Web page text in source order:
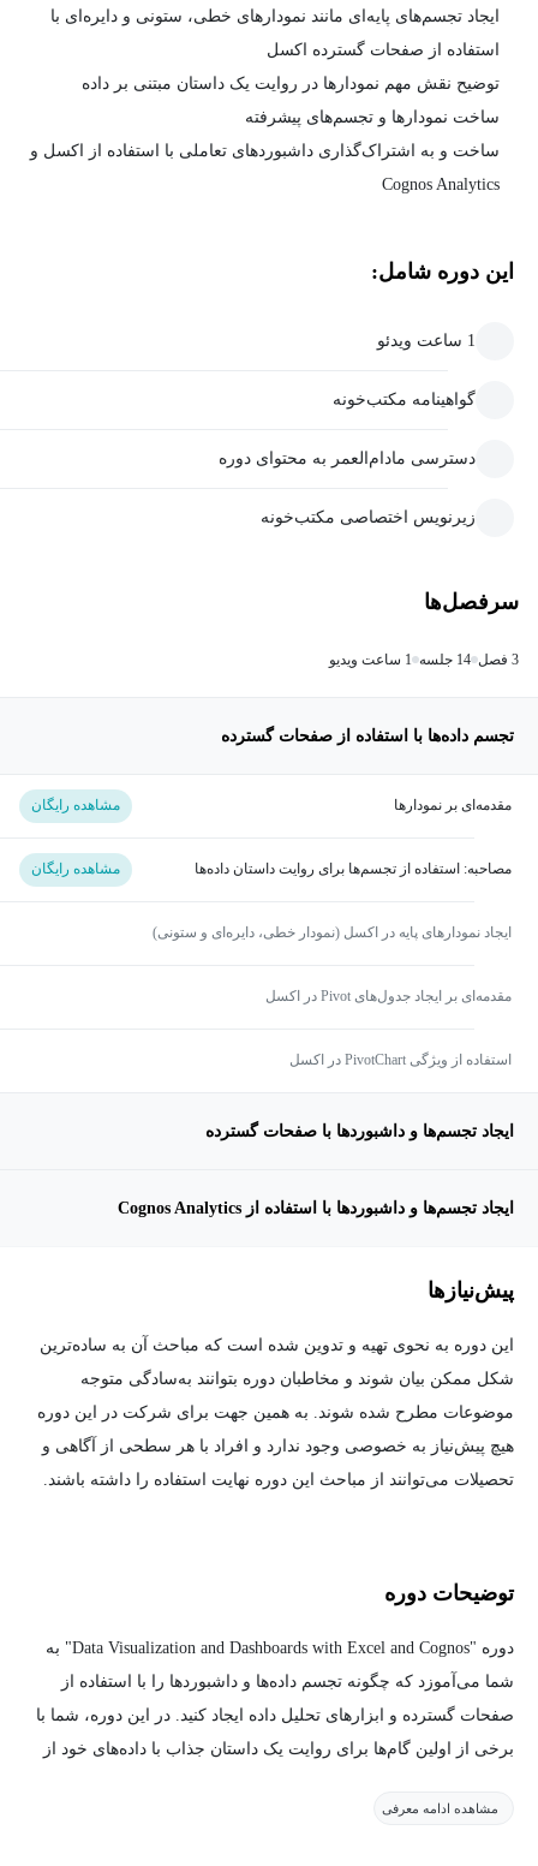
ایجاد تجسم‌های پایه‌ای مانند نمودارهای خطی، ستونی و دایره‌ای با
استفاده از صفحات گسترده اکسل
توضیح نقش مهم نمودارها در روایت یک داستان مبتنی بر داده
ساخت نمودارها و تجسم‌های پیشرفته
ساخت و به اشتراک‌گذاری داشبوردهای تعاملی با استفاده از اکسل و
Cognos Analytics
این دوره شامل:
1 ساعت ویدئو
گواهینامه مکتب‌خونه
دسترسی مادام‌العمر به محتوای دوره
زیرنویس اختصاصی مکتب‌خونه
سرفصل‌ها
3 فصل 14 جلسه 1 ساعت ویدیو
تجسم داده‌ها با استفاده از صفحات گسترده
مقدمه‌ای بر نمودارها مشاهده رایگان
مصاحبه: استفاده از تجسم‌ها برای روایت داستان داده‌ها مشاهده رایگان
ایجاد نمودارهای پایه در اکسل (نمودار خطی، دایره‌ای و ستونی)
مقدمه‌ای بر ایجاد جدول‌های Pivot در اکسل
استفاده از ویژگی PivotChart در اکسل
ایجاد تجسم‌ها و داشبوردها با صفحات گسترده
ایجاد تجسم‌ها و داشبوردها با استفاده از Cognos Analytics
پیش‌نیاز‌ها
این دوره به نحوی تهیه و تدوین شده است که مباحث آن به ساده‌ترین
شکل ممکن بیان شوند و مخاطبان دوره بتوانند به‌سادگی متوجه
موضوعات مطرح شده شوند. به همین جهت برای شرکت در این دوره
هیچ پیش‌نیاز به خصوصی وجود ندارد و افراد با هر سطحی از آگاهی و
تحصیلات می‌توانند از مباحث این دوره نهایت استفاده را داشته باشند.
توضیحات دوره
دوره "Data Visualization and Dashboards with Excel and Cognos" به
شما می‌آموزد که چگونه تجسم داده‌ها و داشبوردها را با استفاده از
صفحات گسترده و ابزارهای تحلیل داده ایجاد کنید. در این دوره، شما با
برخی از اولین گام‌ها برای روایت یک داستان جذاب با داده‌های خود از
مشاهده ادامه معرفی